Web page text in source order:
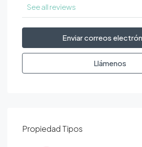
See all reviews
Enviar correos
Llámenos
Propiedad Tipos